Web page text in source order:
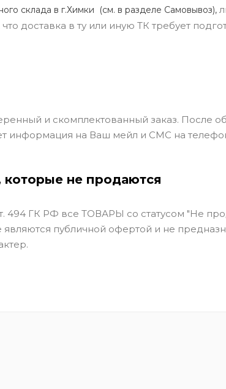
склада в г.Химки (см. в разделе Самовывоз),
доставка в ту или иную ТК требует
и скомплектованный заказ. После
информация на Ваш мейл и СМС на
которые не продаются
494 ГК РФ все ТОВАРЫ со статусом "Не
публичной офертой и не